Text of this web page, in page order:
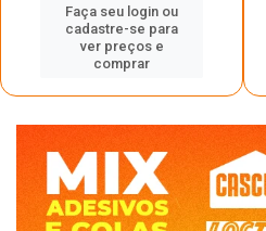
Faça seu login ou
cadastre-se para
ver preços e
comprar